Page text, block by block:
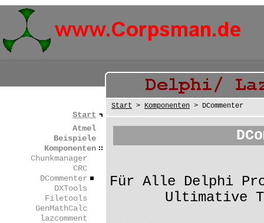
Start
Atmel
Beispiele
Komponenten
Chunkmanager
CRC
DCommenter
DXTools
Filetools
GenMathCalc
lazcomment
Start > Komponenten > DCommenter
Für Alle Delphi
Ultimative